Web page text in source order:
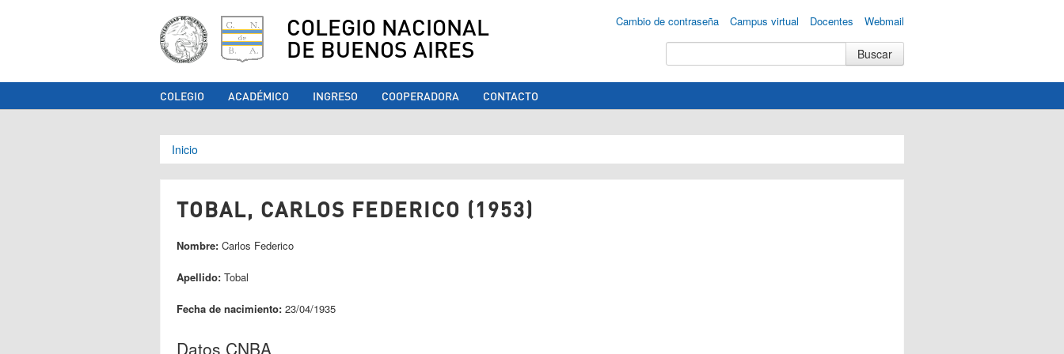
COLEGIO NACIONAL
DE BUENOS AIRES
Cambio de contraseña Campus virtual Docentes Webmail
COLEGIO ACADÉMICO INGRESO COOPERADORA CONTACTO
Se encuentra usted aquí
Inicio
TOBAL, CARLOS FEDERICO (1953)
Nombre: Carlos Federico
Apellido: Tobal
Fecha de nacimiento: 23/04/1935
Datos CNBA